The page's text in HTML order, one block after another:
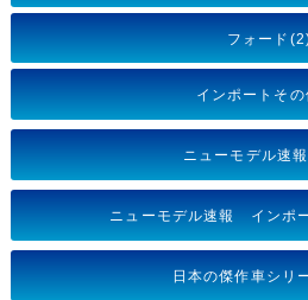
フォード
インポートそ
ニューモデル速
ニューモデル速報 インポ
日本の傑作車シリ